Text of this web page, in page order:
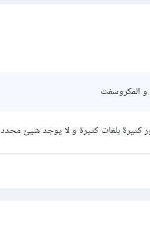
و المكروسفت
كثيرة بلغات كثيرة و لا يوجد شيئ محدد